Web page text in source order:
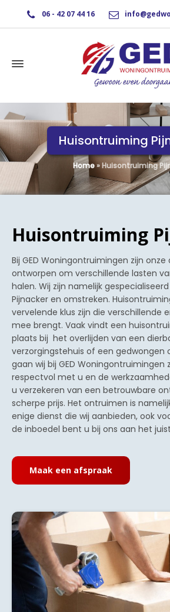
06 - 42 07 44 16
Huisontruiming
Home»Huisontruiming
Huisontruiming
Bij GED Woningontruimingen zijn
ontworpen om verschillende lasten
halen. Wij zijn namelijk
Pijnacker en omstreken.
vervelende klus zijn die verschillende
mee brengt. Vaak vindt een
plaats bij het overlijden van een
verzorgingstehuis of een gedwongen
gaan wij bij GED Woningontruimingen
respectvol met u en de
u verzekeren van een betrouwbare
scherpe prijs. Het ontruimen is
enige dienst die wij aanbieden, ook
de inboedel bent u bij ons aan het
Maak een afspraak